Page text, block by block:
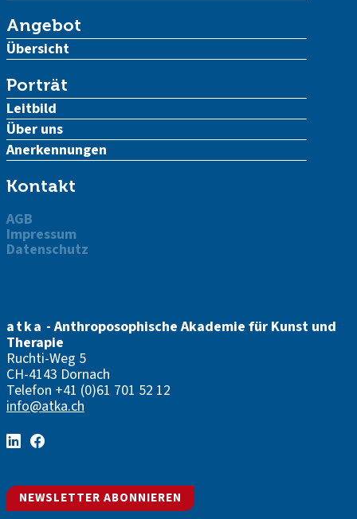
Angebot
Übersicht
Porträt
Leitbild
Über uns
Anerkennungen
Kontakt
AGB
Impressum
Datenschutz
atka - Anthroposophische Akademie für Kunst und
Therapie
Ruchti-Weg 5
CH-4143 Dornach
Telefon +41 (0)61 701 52 12
info@atka.ch
NEWSLETTER ABONNIEREN